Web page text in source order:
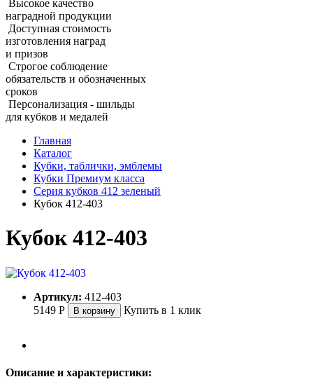
Высокое качество
наградной продукции
Доступная стоимость
изготовления наград
и призов
Строгое соблюдение
обязательств и обозначенных
сроков
Персонализация - шильды
для кубков и медалей
Главная
Каталог
Кубки, таблички, эмблемы
Кубки Премиум класса
Серия кубков 412 зеленый
Кубок 412‑403
Кубок 412‑403
Артикул: 412-403
5149 Р В корзину Купить в 1 клик
Описание и характеристики: